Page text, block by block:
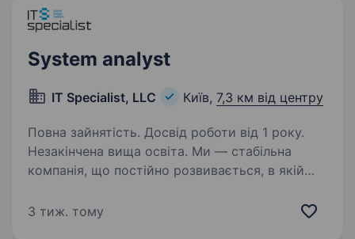
System analyst
IT Specialist, LLC Київ, 7,3 км від центру
Повна зайнятість. Досвід роботи від 1 року.
Незакінчена вища освіта. Ми — стабільна
компанія, що постійно розвивається, в якій
спеціалістів, які з радістю співпрацюють та
3 тиж. тому